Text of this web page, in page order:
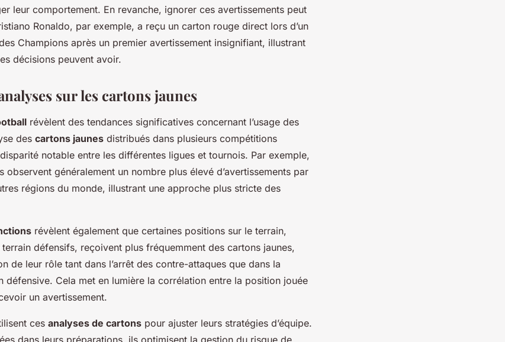
leur comportement. En revanche, ignorer ces avertissements peut
Ronaldo, par exemple, a reçu un carton rouge direct lors d’un
Champions après un premier avertissement insignifiant, illustrant
décisions peuvent avoir.
sur les cartons jaunes
révèlent des tendances significatives concernant l’usage des
des cartons jaunes distribués dans plusieurs compétitions
notable entre les différentes ligues et tournois. Par exemple,
observent généralement un nombre plus élevé d’avertissements par
régions du monde, illustrant une approche plus stricte des
révèlent également que certaines positions sur le terrain,
défensifs, reçoivent plus fréquemment des cartons jaunes,
de leur rôle tant dans l’arrêt des contre-attaques que dans la
défensive. Cela met en lumière la corrélation entre la position jouée
un avertissement.
ces analyses de cartons pour ajuster leurs stratégies d’équipe.